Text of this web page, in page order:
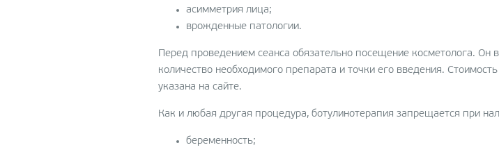
асимметрия лица;
врожденные патологии.
Перед проведением сеанса обязательно посещение косметолога.
количество необходимого препарата и точки его введения.
указана на сайте.
Как и любая другая процедура, ботулинотерапия запрещается при
беременность;